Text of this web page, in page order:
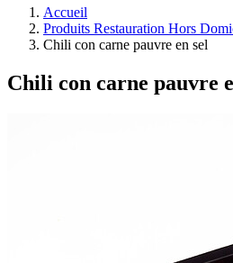
Accueil
Produits Restauration Hors
Chili con carne pauvre en sel
Chili con carne pauvre